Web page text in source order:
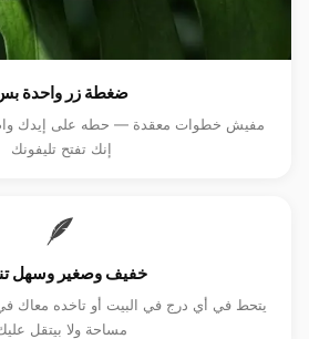
ضغطة زر واحدة
مفيش خطوات معقدة — حطه على إيدك
إنك تفتح تليفونك
🪶
خفيف وصغير وسهل
يتحط في أي درج في البيت أو تاخده معاك
مساحة ولا بيتقل